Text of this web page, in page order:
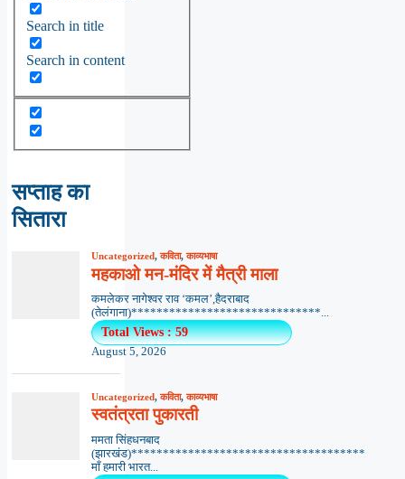
Search in title
Search in content
सप्ताह का
सितारा
Uncategorized,कविता,काव्यभाषा
महकाओ मन-मंदिर में मैत्री माला
कमलेकर नागेश्वर राव ‘कमल’,हैदराबाद
(तेलंगाना)******************************...
Total Views : 59
August 5, 2026
Uncategorized,कविता,काव्यभाषा
स्वतंत्रता पुकारती
ममता सिंहधनबाद
(झारखंड)*************************************
माँ हमारी भारत...